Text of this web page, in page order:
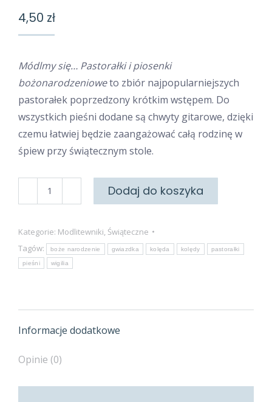
4,50 zł
Módlmy się… Pastorałki i piosenki
bożonarodzenioweto zbiór najpopularniejszych
pastorałek poprzedzony krótkim wstępem. Do
wszystkich pieśni dodane są chwyty gitarowe, dzięki
czemu łatwiej będzie zaangażować całą rodzinę w
śpiew przy świątecznym stole.
Pastorałki
piosenki
bożonarodzeniowe
Dodaj do koszyka
Kategorie: Modlitewniki Świąteczne
Tagów:
boże narodzenie gwiazdka kolęda kolędy pastorałki
pieśni wigilia
Informacje dodatkowe
Opinie (0)